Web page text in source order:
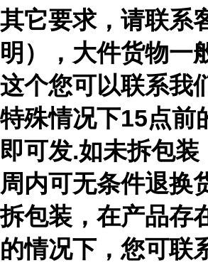
其它要求，请联系
明），大件货物一
这个您可以联系我
特殊情况下15点前
即可发.如未拆包装
周内可无条件退换
拆包装，在产品存
的情况下，您可联